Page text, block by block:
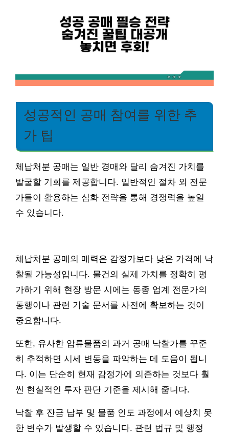
성공적인 공매 참여를 위한 추
가 팁
체납처분 공매는 일반 경매와 달리 숨겨진 가치를
발굴할 기회를 제공합니다. 일반적인 절차 외 전문
가들이 활용하는 심화 전략을 통해 경쟁력을 높일
수 있습니다.
체납처분 공매의 매력은 감정가보다 낮은 가격에 낙
찰될 가능성입니다. 물건의 실제 가치를 정확히 평
가하기 위해 현장 방문 시에는 동종 업계 전문가의
동행이나 관련 기술 문서를 사전에 확보하는 것이
중요합니다.
또한, 유사한 압류물품의 과거 공매 낙찰가를 꾸준
히 추적하면 시세 변동을 파악하는 데 도움이 됩니
다. 이는 단순히 현재 감정가에 의존하는 것보다 훨
씬 현실적인 투자 판단 기준을 제시해 줍니다.
낙찰 후 잔금 납부 및 물품 인도 과정에서 예상치 못
한 변수가 발생할 수 있습니다. 관련 법규 및 행정